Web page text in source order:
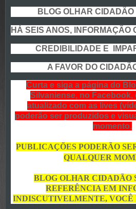
BLOG OLHAR CIDADÃO
HÁ SEIS ANOS, INFORMAÇÃO
CREDIBILIDADE E
A FAVOR DO CIDADÃO
Curta e siga a página do
Silvaniense, no Facebook,
atualizado com as lives
poderão ser produzidos e
momento.
PUBLICAÇÕES PODERÃO
QUALQUER
BLOG OLHAR CIDADÃO
REFERÊNCIA EM
INDISCUTIVELMENTE, VOCÊ